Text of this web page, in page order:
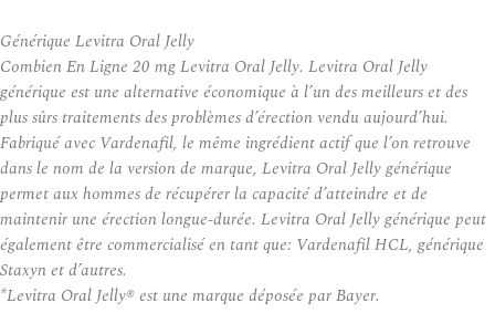
Générique Levitra Oral Jelly
Combien En Ligne 20 mg Levitra Oral Jelly. Levitra Oral Jelly
générique est une alternative économique à l’un des meilleurs et des
plus sûrs traitements des problèmes d’érection vendu aujourd’hui.
Fabriqué avec Vardenafil, le même ingrédient actif que l’on retrouve
dans le nom de la version de marque, Levitra Oral Jelly générique
permet aux hommes de récupérer la capacité d’atteindre et de
maintenir une érection longue-durée. Levitra Oral Jelly générique peut
également être commercialisé en tant que: Vardenafil HCL, générique
Staxyn et d’autres.
*Levitra Oral Jelly® est une marque déposée par Bayer.